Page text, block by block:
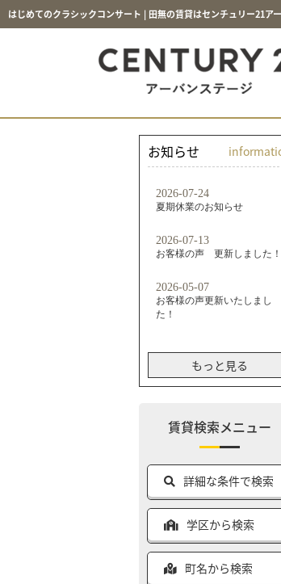
はじめてのクラシックコンサート | 田無の賃貸はセンチュリー21ア
お知らせ
もっと見る
賃貸検索メニュー
詳細な条件で検索
学区から検索
町名から検索